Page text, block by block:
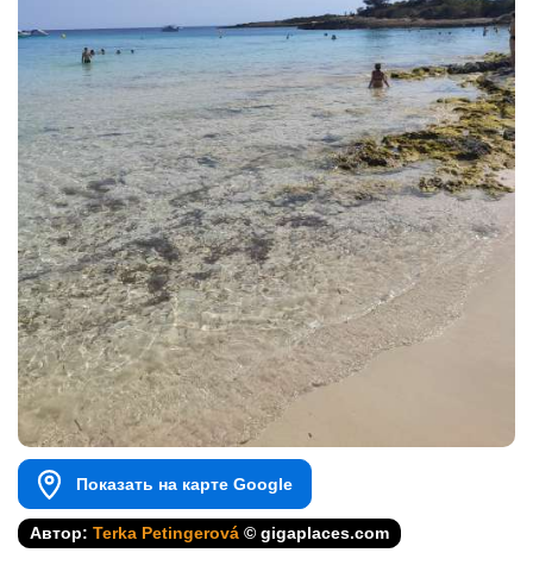
Показать на карте Google
Автор: Terka Petingerová © gigaplaces.com